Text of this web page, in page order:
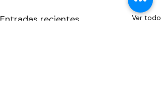
Entradas recientes Ver todo